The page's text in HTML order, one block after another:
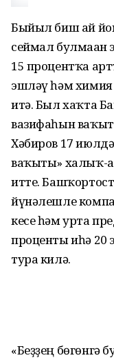
Быйыл биш ай
сеймал булмаған
15 процентҡа
эшләү һәм
итә. Был хаҡта
вазифаһын
Хәбиров 17
ваҡыты» халыҡ-
итте.
йүнәлешле
кесе һәм урта
проценты иһә 20
тура килә.
«Беҙҙең бөгөнгә